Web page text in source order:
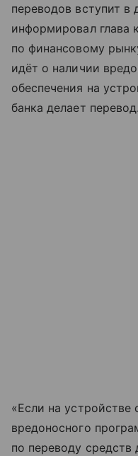
переводов вступит в
информировал глава
по финансовому
идёт о наличии
обеспечения на
банка делает перевод.
«Если на устройстве
вредоносного
по переводу